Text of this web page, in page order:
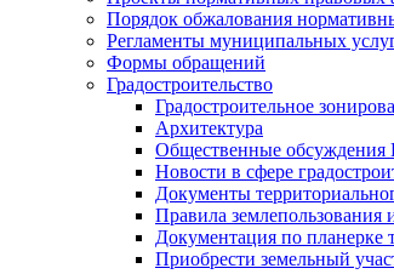
Порядок обжалования
Регламенты муниципальных
Формы обращений
Градостроительство
Градостроительное
Архитектура
Общественные
Новости в сфере
Документы
Правила землепользования
Документация по планерке
Приобрести земельный